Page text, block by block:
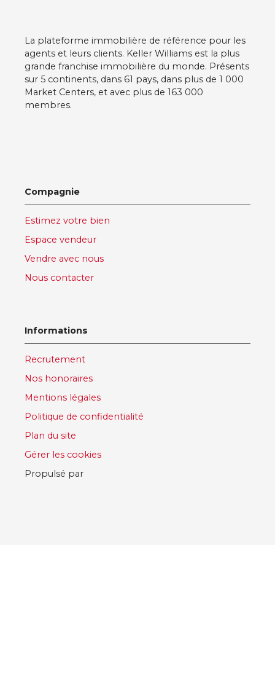
La plateforme immobilière de référence pour les
agents et leurs clients. Keller Williams est la plus
grande franchise immobilière du monde. Présents
sur 5 continents, dans 61 pays, dans plus de 1 000
Market Centers, et avec plus de 163 000
membres.
Compagnie
Estimez votre bien
Espace vendeur
Vendre avec nous
Nous contacter
Informations
Recrutement
Nos honoraires
Mentions légales
Politique de confidentialité
Plan du site
Gérer les cookies
Propulsé par